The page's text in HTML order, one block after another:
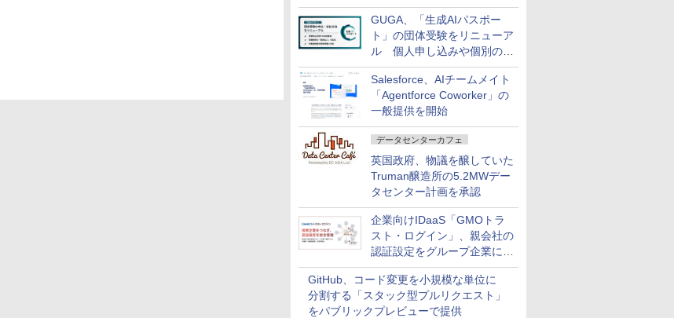
に発売
GUGA、「生成AIパスポー
ト」の団体受験をリニューア
ル 個人申し込みや個別の支
払いなどに対応
Salesforce、AIチームメイト
「Agentforce Coworker」の
一般提供を開始
データセンターカフェ
英国政府、物議を醸していた
Truman醸造所の5.2MWデー
タセンター計画を承認
企業向けIDaaS「GMOトラ
スト・ログイン」、親会社の
認証設定をグループ企業に展
開できる新機能を提供
GitHub、コード変更を小規模な単位に
分割する「スタック型プルリクエスト」
をパブリックプレビューで提供